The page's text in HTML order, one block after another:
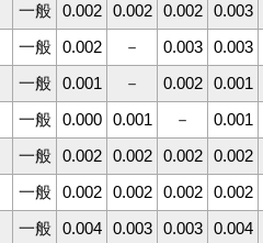
一般 0.002 0.002 0.002 0.003
一般 0.002 － 0.003 0.003
一般 0.001 － 0.002 0.001
一般 0.000 0.001 － 0.001
一般 0.002 0.002 0.002 0.002
一般 0.002 0.002 0.002 0.002
一般 0.004 0.003 0.003 0.004